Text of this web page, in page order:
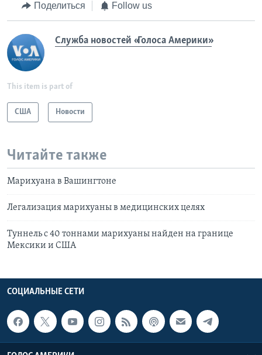
Поделиться Follow us
Служба новостей «Голоса Америки»
This item is part of
США Новости
Читайте также
Марихуана в Вашингтоне
Легализация марихуаны в медицинских целях
Туннель с 40 тоннами марихуаны найден на границе
Мексики и США
СОЦИАЛЬНЫЕ СЕТИ